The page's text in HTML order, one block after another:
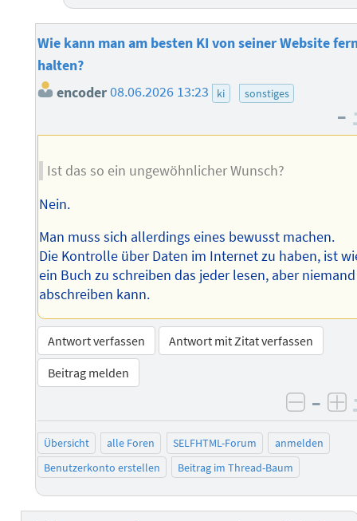
Wie kann man am besten KI von seiner Website
halten?
encoder08.06.2026 13:23 ki sonstiges
–
Ist das so ein ungewöhnlicher Wunsch?
Nein.
Man muss sich allerdings eines bewusst machen.
Die Kontrolle über Daten im Internet zu haben, ist
ein Buch zu schreiben das jeder lesen, aber niemand
abschreiben kann.
Antwort verfassen
Antwort mit Zitat verfassen
Beitrag melden
–
Übersicht alle Foren SELFHTML-Forum
anmelden
Benutzerkonto erstellen
Beitrag im Thread-Baum